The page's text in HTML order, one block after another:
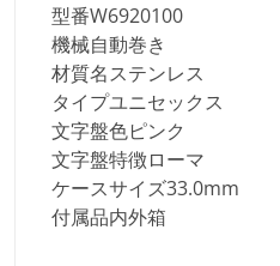
型番W6920100
機械自動巻き
材質名ステンレス
タイプユニセックス
文字盤色ピンク
文字盤特徴ローマ
ケースサイズ33.0mm
付属品内外箱